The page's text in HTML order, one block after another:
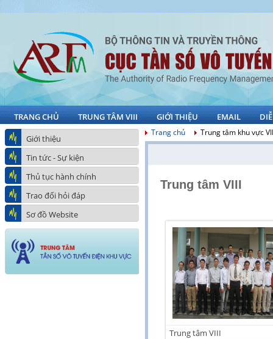
TRANG CHỦ TRUNG TÂM VIII GIỚI THIỆU EMAIL
Giới thiệu
Tin tức - Sự kiện
Thủ tục hành chính
Trao đổi hỏi đáp
Sơ đồ Website
Trang chủ Trung tâm khu vực
Trung tâm VIII
Trung tâm VIII